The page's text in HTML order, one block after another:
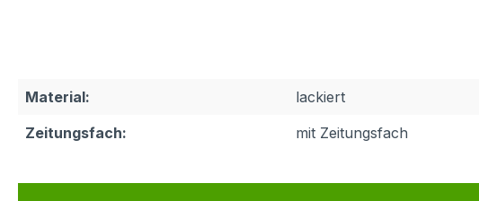
Material:
lackiert
Zeitungsfach:
mit Zeitungsfach